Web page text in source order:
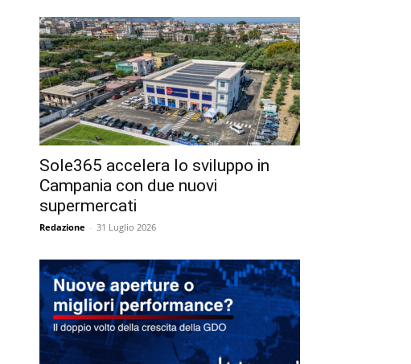
Sole365 accelera lo sviluppo in
Campania con due nuovi
supermercati
Redazione - 31 Luglio 2026